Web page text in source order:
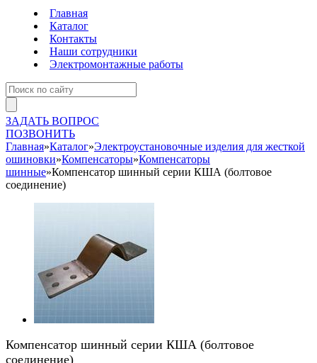
Главная
Каталог
Контакты
Наши сотрудники
Электромонтажные работы
ЗАДАТЬ ВОПРОС
ПОЗВОНИТЬ
Главная»Каталог»Электроустановочные изделия для жесткой
ошиновки»Компенсаторы»Компенсаторы
шинные»Компенсатор шинный серии КША (болтовое
соединение)
Компенсатор шинный серии КША (болтовое
соединение)